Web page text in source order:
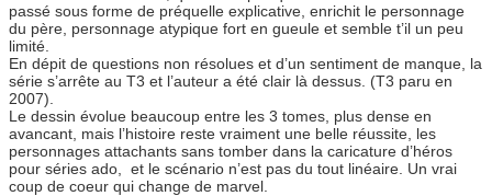
passé sous forme de préquelle explicative, enrichit le personnage
du père, personnage atypique fort en gueule et semble t’il un peu
limité.
En dépit de questions non résolues et d’un sentiment de manque, la
série s’arrête au T3 et l’auteur a été clair là dessus. (T3 paru en
2007).
Le dessin évolue beaucoup entre les 3 tomes, plus dense en
avancant, mais l’histoire reste vraiment une belle réussite, les
personnages attachants sans tomber dans la caricature d’héros
pour séries ado, et le scénario n’est pas du tout linéaire. Un vrai
coup de coeur qui change de marvel.